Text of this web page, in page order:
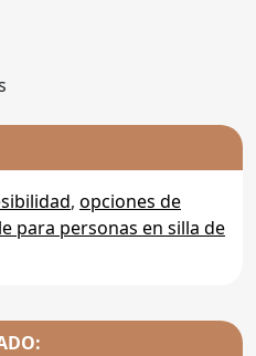
, opciones de
para personas en silla de